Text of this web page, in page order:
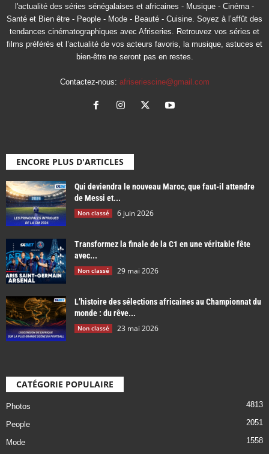
l'actualité des séries sénégalaises et africaines - Musique - Cinéma -
Santé et Bien être - People - Mode - Beauté - Cuisine. Soyez à l’affût des
tendances cinématographiques avec Afriseries. Retrouvez vos séries et
films préférés et l’actualité de vos acteurs favoris, la musique, astuces et
bien-être ne seront pas en restes.
Contactez-nous: afriseriescine@gmail.com
ENCORE PLUS D'ARTICLES
Qui deviendra le nouveau Maroc, que faut-il attendre
de Messi et...
Non classé 6 juin 2026
Transformez la finale de la C1 en une véritable fête
avec...
Non classé 29 mai 2026
L’histoire des sélections africaines au Championnat du
monde : du rêve...
Non classé 23 mai 2026
CATÉGORIE POPULAIRE
Photos 4813
People 2051
Mode
1558